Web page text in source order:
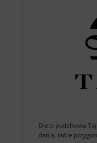
Dieta pudełkowa
dania, które